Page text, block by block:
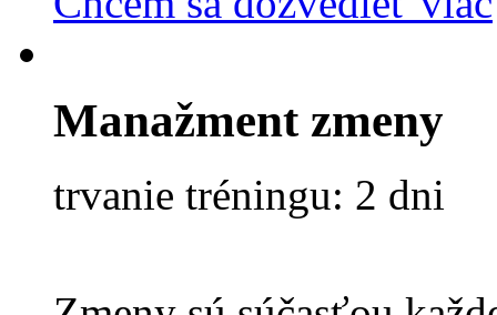
Manažment zmeny
trvanie tréningu: 2 dni